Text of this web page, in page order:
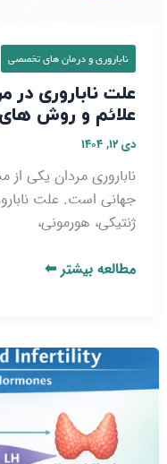
ناباروری و درمان‌ های تخصصی
علت ناباروری در
علائم و روش‌
دی ۱۲, ۱۴۰۴
ناباروری مردان یکی
جهانی است. علت
ژنتیکی، هورمونی،
مطالعه بیشتر ⬅
اختلالات
ناباروری-